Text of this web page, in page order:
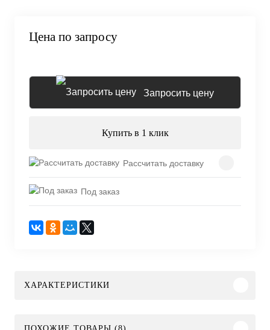
Цена по запросу
Запросить цену
Купить в 1 клик
Рассчитать доставку
Под заказ
ХАРАКТЕРИСТИКИ